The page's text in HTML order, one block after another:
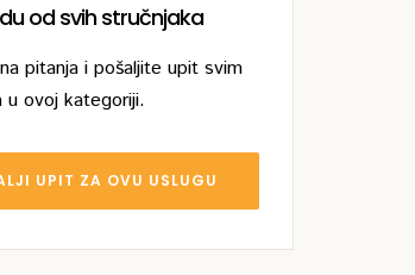
od svih stručnjaka
pitanja i pošaljite upit svim
u ovoj kategoriji.
UPIT ZA OVU USLUGU